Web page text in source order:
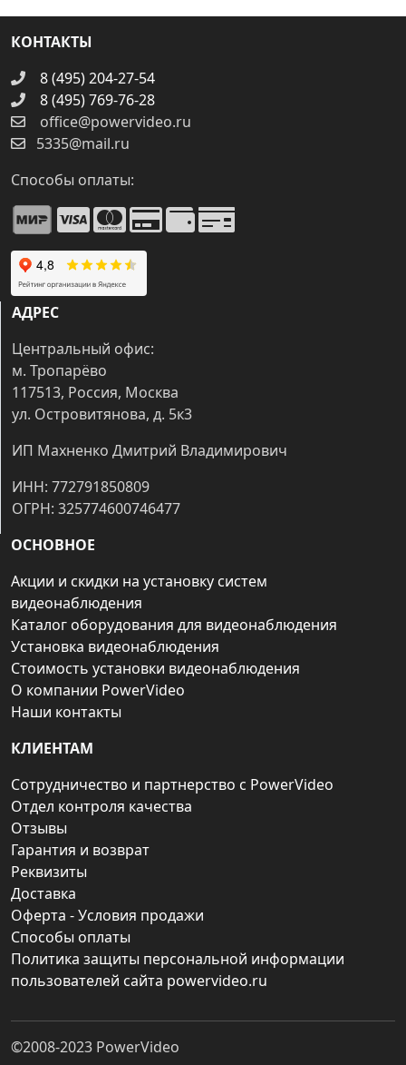
КОНТАКТЫ
8 (495) 204-27-54
8 (495) 769-76-28
office@powervideo.ru
5335@mail.ru
Способы оплаты:
АДРЕС
Центральный офис:
м. Тропарёво
117513, Россия, Москва
ул. Островитянова, д. 5к3
ИП Махненко Дмитрий Владимирович
ИНН: 772791850809
ОГРН: 325774600746477
ОСНОВНОЕ
Акции и скидки на установку систем
видеонаблюдения
Каталог оборудования для видеонаблюдения
Установка видеонаблюдения
Стоимость установки видеонаблюдения
О компании PowerVideo
Наши контакты
КЛИЕНТАМ
Сотрудничество и партнерство с PowerVideo
Отдел контроля качества
Отзывы
Гарантия и возврат
Реквизиты
Доставка
Оферта - Условия продажи
Способы оплаты
Политика защиты персональной информации
пользователей сайта powervideo.ru
©2008-2023 PowerVideo